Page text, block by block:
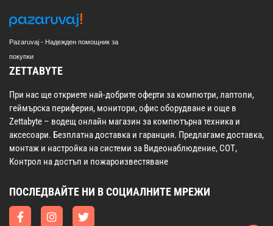
Pazaruvaj - Надежден помощник за
покупки
ZETTABYTE
При нас ще откриете най-добрите оферти за компютри, лаптопи,
геймърска периферия, монитори, офис оборудване и още в
Zettabyte – водещ онлайн магазин за компютърна техника и
аксесоари. Безплатна доставка и гаранция. Предлагаме доставка,
монтаж и настройка на системи за Видеонаблюдение, СОТ,
Контрол на достъп и пожароизвестяване
ПОСЛЕДВАЙТЕ НИ В СОЦИАЛНИТЕ МРЕЖИ